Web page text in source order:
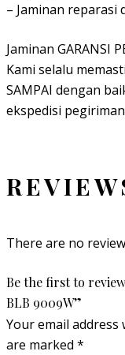
– Jaminan reparasi
Jaminan GARANSI
Kami selalu
SAMPAI dengan
ekspedisi
There are no
Be the first to
BLB 9009W”
Your email
are marked *